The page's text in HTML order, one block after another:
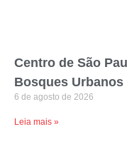
Centro de São
Bosques Urbanos
6 de agosto de 2026
Leia mais »